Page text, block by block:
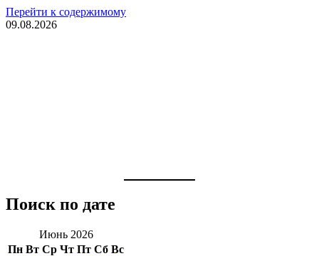
Перейти к содержимому
09.08.2026
Поиск по дате
Июнь 2026
Пн Вт Ср Чт Пт Сб Вс